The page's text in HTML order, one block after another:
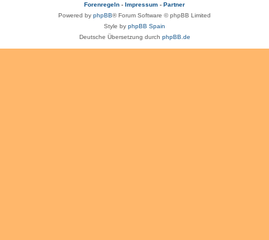
Forenregeln - Impressum - Partner
Powered by phpBB® Forum Software © phpBB Limited
Style by phpBB Spain
Deutsche Übersetzung durch phpBB.de